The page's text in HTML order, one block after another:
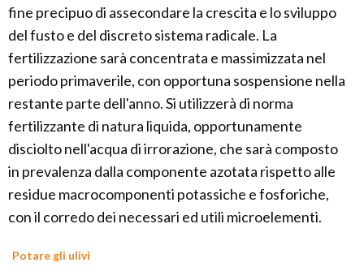
fine precipuo di assecondare la crescita e lo sviluppo
del fusto e del discreto sistema radicale. La
fertilizzazione sarà concentrata e massimizzata nel
periodo primaverile, con opportuna sospensione nella
restante parte dell'anno. Si utilizzerà di norma
fertilizzante di natura liquida, opportunamente
disciolto nell'acqua di irrorazione, che sarà composto
in prevalenza dalla componente azotata rispetto alle
residue macrocomponenti potassiche e fosforiche,
con il corredo dei necessari ed utili microelementi.
Potare gli ulivi